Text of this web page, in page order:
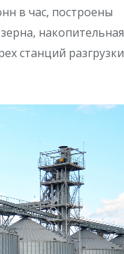
в час, построены
накопительная
станций разгрузки